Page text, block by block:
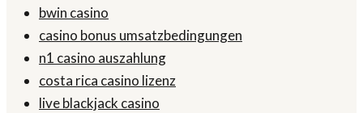
bwin casino
casino bonus umsatzbedingungen
n1 casino auszahlung
costa rica casino lizenz
live blackjack casino